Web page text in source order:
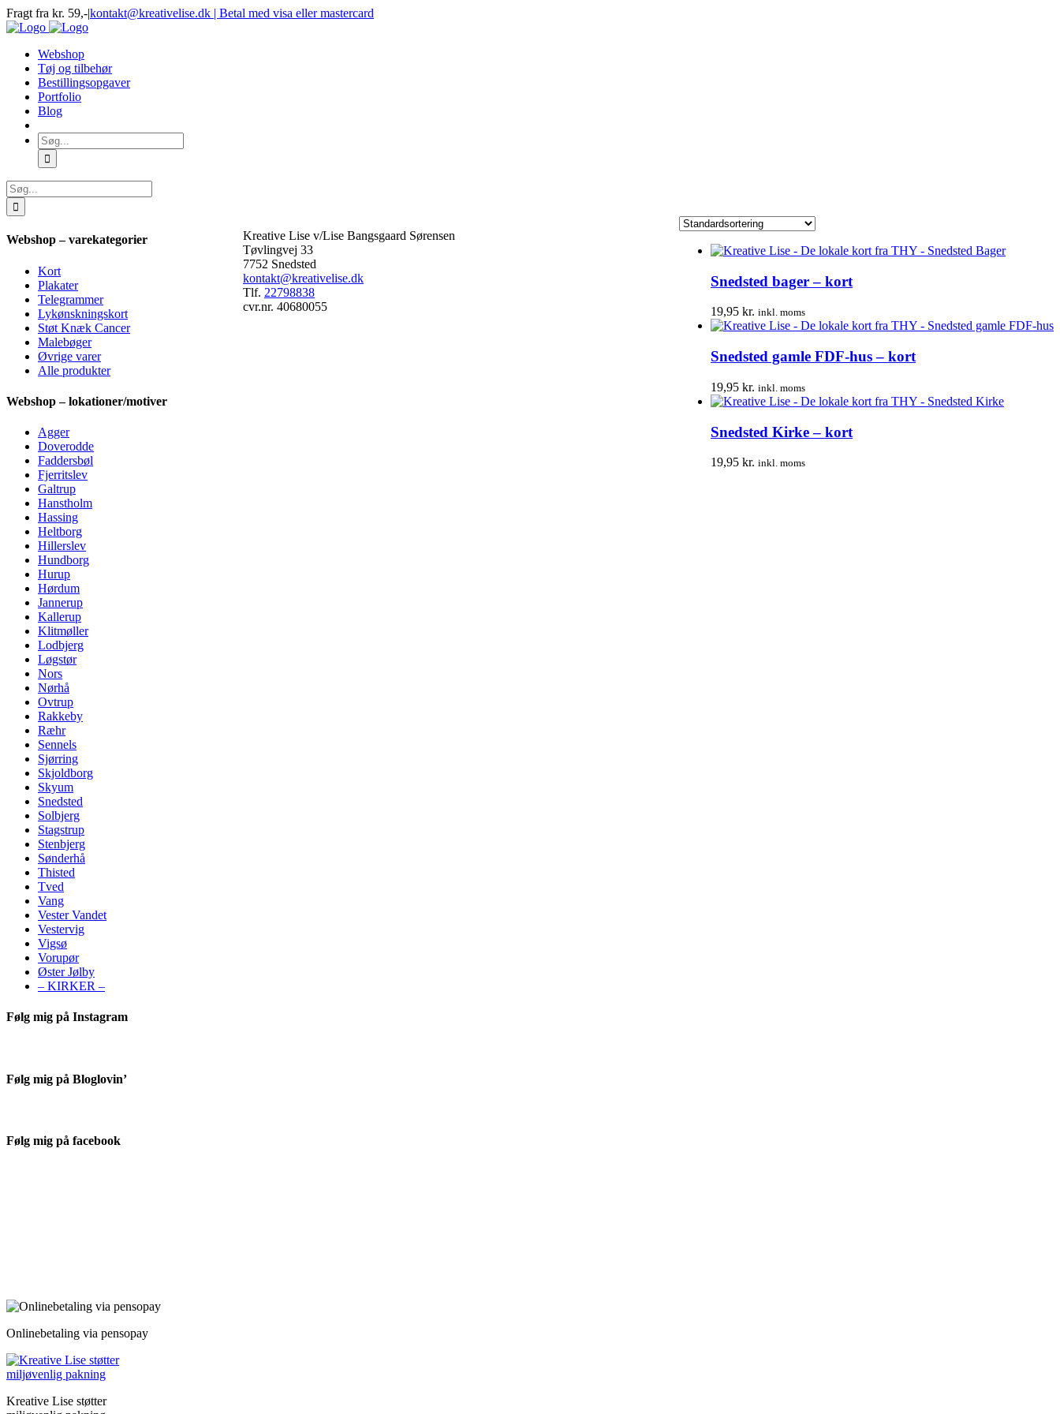
Skip
to
Fragt fra kr. 59,-|kontakt@kreativelise.dk | Betal med visa eller mastercard
Facebook
Instagram
Webshop
Tøj og tilbehør
Bestillingsopgaver
Portfolio
Blog
Søg
efter:
Søg
efter:
Snedsted bager – kort
19,95 kr. inkl. moms
Snedsted gamle FDF-hus – kort
19,95 kr. inkl. moms
Snedsted Kirke – kort
19,95 kr. inkl. moms
Webshop – varekategorier
Kort
Plakater
Telegrammer
Lykønskningskort
Støt Knæk Cancer
Malebøger
Øvrige varer
Alle produkter
Webshop – lokationer/motiver
Agger
Doverodde
Faddersbøl
Fjerritslev
Galtrup
Hanstholm
Hassing
Heltborg
Hillerslev
Hundborg
Hurup
Hørdum
Jannerup
Kallerup
Klitmøller
Lodbjerg
Løgstør
Nors
Nørhå
Ovtrup
Rakkeby
Ræhr
Sennels
Sjørring
Skjoldborg
Skyum
Snedsted
Solbjerg
Stagstrup
Stenbjerg
Sønderhå
Thisted
Tved
Vang
Vester Vandet
Vestervig
Vigsø
Vorupør
Øster Jølby
– KIRKER –
Følg mig på Instagram
Følg mig på Bloglovin’
Følg mig på facebook
Kreative Lise v/Lise Bangsgaard Sørensen
Tøvlingvej 33
7752 Snedsted
kontakt@kreativelise.dk
Tlf. 22798838
cvr.nr. 40680055
Onlinebetaling via pensopay
Kreative Lise støtter